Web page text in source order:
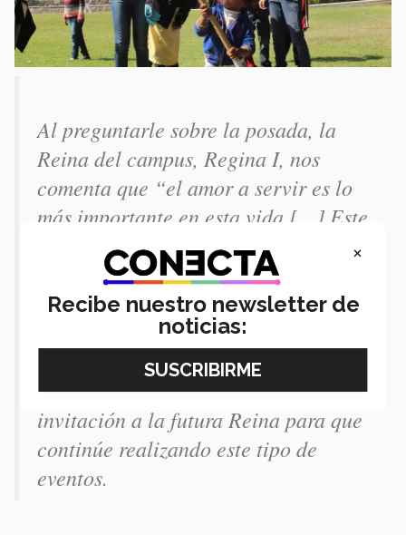
Al preguntarle sobre la posada, la
Reina del campus, Regina I, nos
comenta que “el amor a servir es lo
más importante en esta vida […] Este
fue un evento donde se logró reflejar
la bondad y solidaridad de todos
nosotros como estudiantes tanto de
prepa como de profesional para con
estos niños que tanto necesitan de
nuestro amor”. Además, hizo una
invitación a la futura Reina para que
continúe realizando este tipo de
eventos.
×
Recibe nuestro newsletter de
noticias: